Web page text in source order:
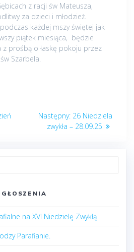
z racji św Mateusza,
za dzieci i młodzież.
każdej mszy świętej jak
piątek miesiąca, będzie
z prośbą o łaskę pokoju przez
Szarbela.
Następny: Następny
post:
26 Niedziela
zwykła – 28.09.25
na XVI Niedzielę Zwykłą
Parafianie.